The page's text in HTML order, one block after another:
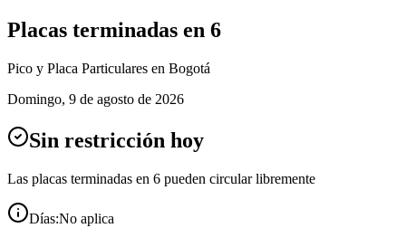
Placas terminadas en 6
Pico y Placa Particulares en Bogotá
Domingo, 9 de agosto de 2026
Sin restricción hoy
Las placas terminadas en 6 pueden circular libremente
Días:No aplica